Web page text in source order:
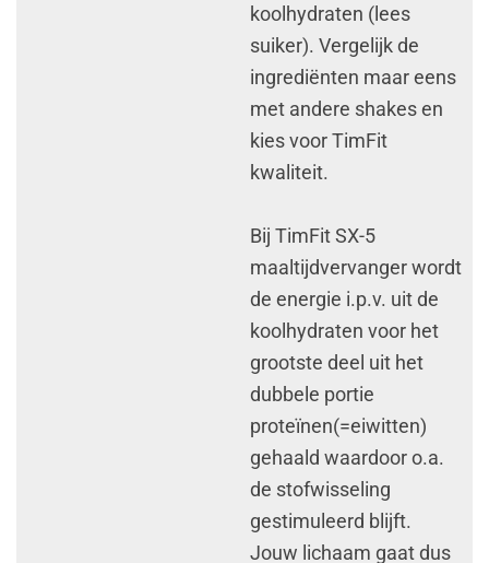
koolhydraten (lees
suiker). Vergelijk de
ingrediënten maar eens
met andere shakes en
kies voor TimFit
kwaliteit.
Bij TimFit SX-5
maaltijdvervanger wordt
de energie i.p.v. uit de
koolhydraten voor het
grootste deel uit het
dubbele portie
proteïnen(=eiwitten)
gehaald waardoor o.a.
de stofwisseling
gestimuleerd blijft.
Jouw lichaam gaat dus